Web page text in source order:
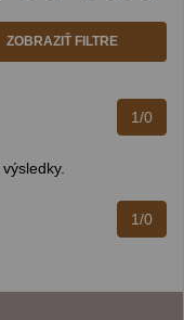
ZOBRAZIŤ FILTRE
1/0
1/0